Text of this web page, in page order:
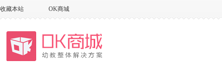
收藏本站 OK商城